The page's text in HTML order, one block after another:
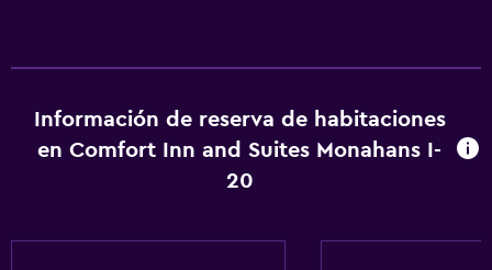
Aire acondicionado
Papeleras
Información de reserva de habitaciones
en Comfort Inn and Suites Monahans I-
20